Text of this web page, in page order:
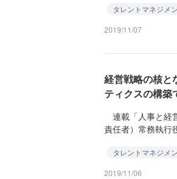
タレントマネジメ
2019/11/07
経営戦略の核と
ティクスの構築
連載「人事と経
責任者）常務執
タレントマネジメ
2019/11/06